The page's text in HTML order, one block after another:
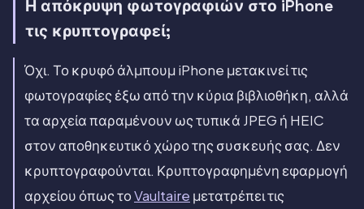
Η απόκρυψη φωτογραφιών στο iPhone
τις κρυπτογραφεί;
Όχι. Το κρυφό άλμπουμ iPhone μετακινεί τις
φωτογραφίες έξω από την κύρια βιβλιοθήκη, αλλά
τα αρχεία παραμένουν ως τυπικά JPEG ή HEIC
στον αποθηκευτικό χώρο της συσκευής σας. Δεν
κρυπτογραφούνται. Κρυπτογραφημένη εφαρμογή
αρχείου όπως τοVaultaire μετατρέπει τις